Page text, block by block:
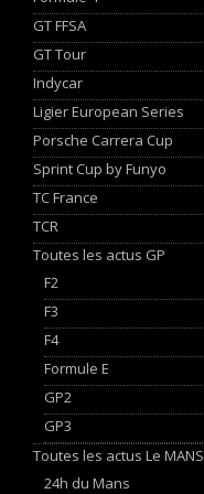
GT FFSA
GT Tour
Indycar
Ligier European Series
Porsche Carrera Cup
Sprint Cup by Funyo
TC France
TCR
Toutes les actus GP
F2
F3
F4
Formule E
GP2
GP3
Toutes les actus Le MANS
24h du Mans